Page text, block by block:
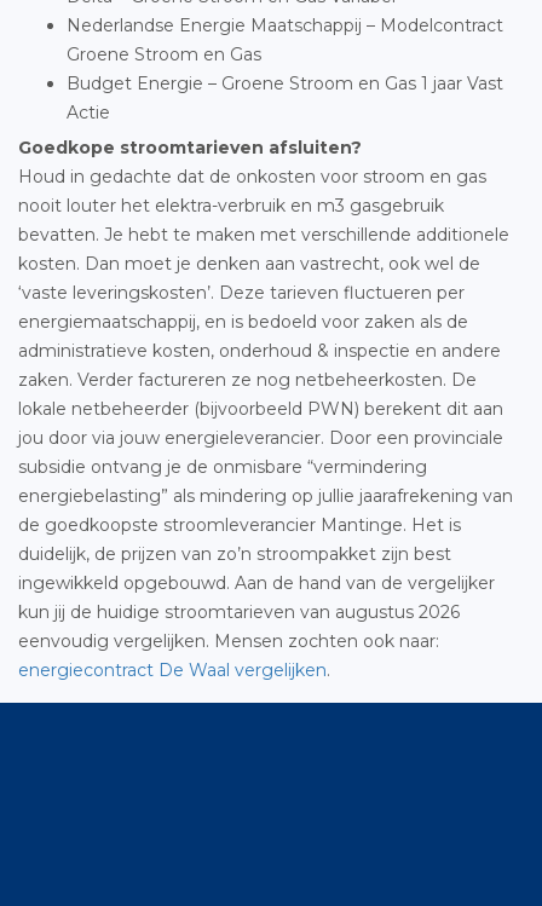
Nederlandse Energie Maatschappij – Modelcontract
Groene Stroom en Gas
Budget Energie – Groene Stroom en Gas 1 jaar Vast
Actie
Goedkope stroomtarieven afsluiten?
Houd in gedachte dat de onkosten voor stroom en gas
nooit louter het elektra-verbruik en m3 gasgebruik
bevatten. Je hebt te maken met verschillende additionele
kosten. Dan moet je denken aan vastrecht, ook wel de
‘vaste leveringskosten’. Deze tarieven fluctueren per
energiemaatschappij, en is bedoeld voor zaken als de
administratieve kosten, onderhoud & inspectie en andere
zaken. Verder factureren ze nog netbeheerkosten. De
lokale netbeheerder (bijvoorbeeld PWN) berekent dit aan
jou door via jouw energieleverancier. Door een provinciale
subsidie ontvang je de onmisbare “vermindering
energiebelasting” als mindering op jullie jaarafrekening van
de goedkoopste stroomleverancier Mantinge. Het is
duidelijk, de prijzen van zo’n stroompakket zijn best
ingewikkeld opgebouwd. Aan de hand van de vergelijker
kun jij de huidige stroomtarieven van augustus 2026
eenvoudig vergelijken. Mensen zochten ook naar:
energiecontract De Waal vergelijken.